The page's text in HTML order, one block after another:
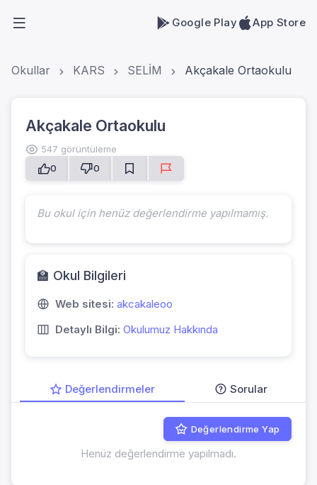
Google Play App Store
Okullar KARS SELİM Akçakale Ortaokulu
Akçakale Ortaokulu
547 görüntüleme
0
0
Bu okul için henüz değerlendirme yapılmamış.
🏫 Okul Bilgileri
Web sitesi: akcakaleoo
Detaylı Bilgi: Okulumuz Hakkında
Değerlendirmeler Sorular
Değerlendirme Yap
Henüz değerlendirme yapılmadı.